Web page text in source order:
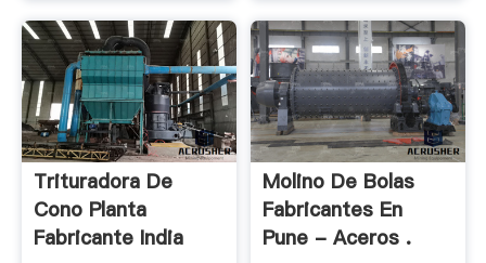
Trituradora De
Cono Planta
Fabricante India
Molino De Bolas
Fabricantes En
Pune - Aceros .